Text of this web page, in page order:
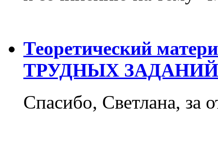
Теоретический
ТРУДНЫХ
Спасибо, Светлана, за